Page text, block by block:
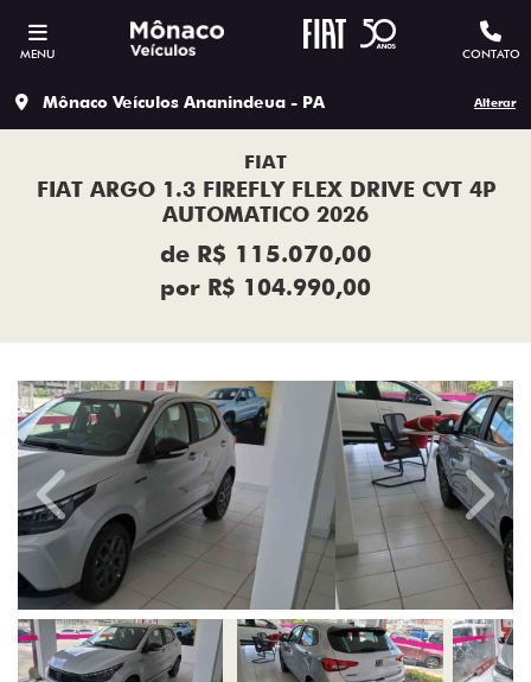
MENU CONTATO
Mônaco Veículos Ananindeua - PA Alterar
FIAT
FIAT ARGO 1.3 FIREFLY FLEX DRIVE CVT 4P
AUTOMATICO 2026
de R$ 115.070,00
por R$ 104.990,00
Previous Next